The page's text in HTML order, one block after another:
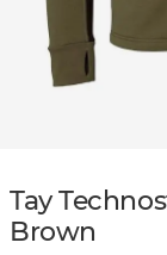
Tay
Brown